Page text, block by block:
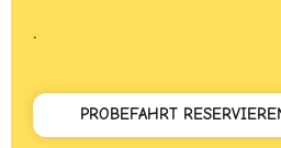
.
PROBEFAHRT